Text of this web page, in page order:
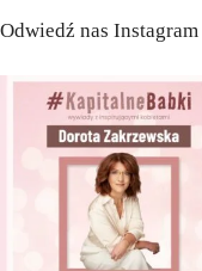
Odwiedź nas Instagram